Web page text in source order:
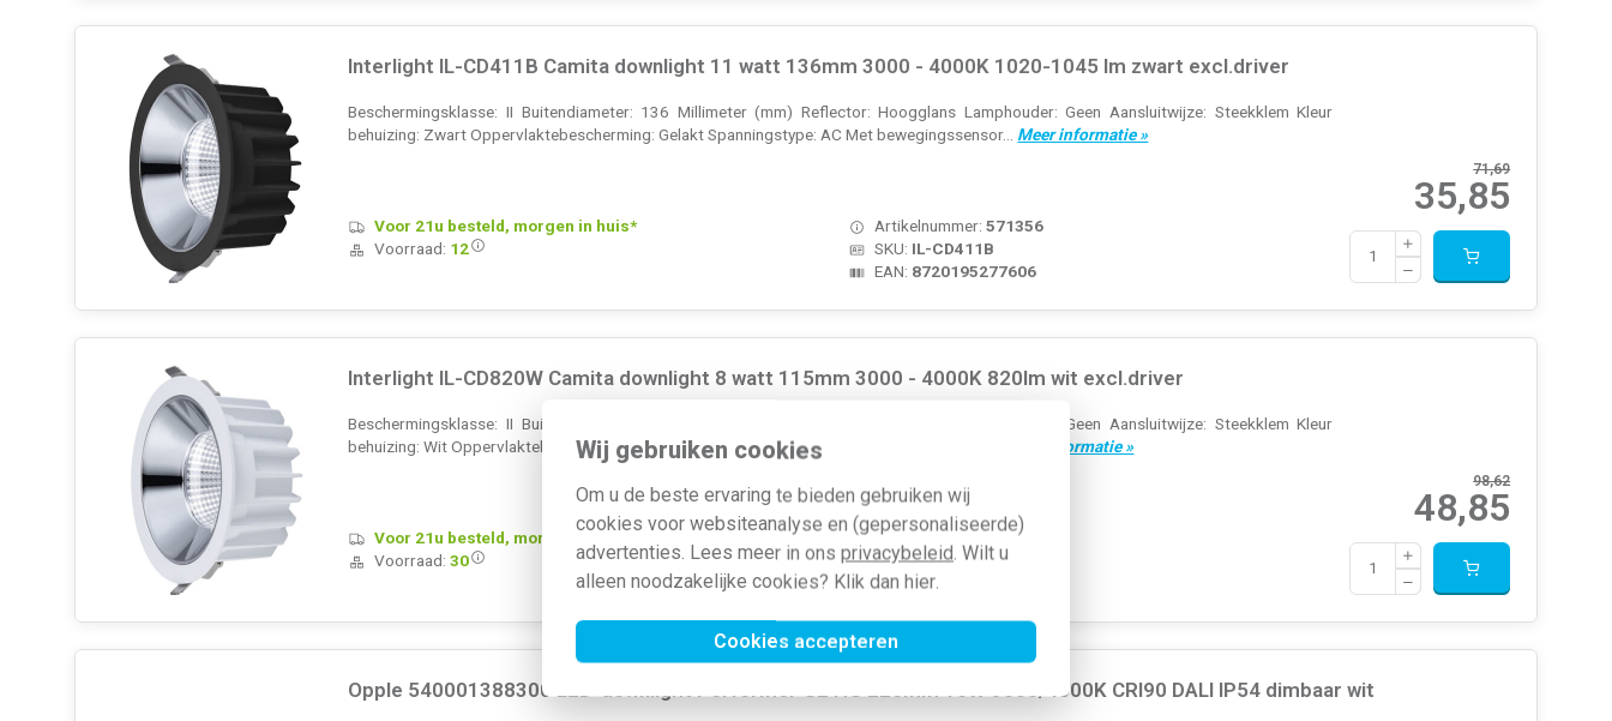
Wij gebruiken cookies
Om u de beste ervaring te bieden gebruiken wij
cookies voor websiteanalyse en (gepersonaliseerde)
advertenties. Lees meer in ons privacybeleid. Wilt u
alleen noodzakelijke cookies? Klik dan hier.
Cookies accepteren
Interlight IL-CD411B Camita downlight 11 watt 136mm 3000 - 4000K 1020-1045 lm zwart excl.driver
Beschermingsklasse: II Buitendiameter: 136 Millimeter (mm) Reflector: Hoogglans Lamphouder: Geen Aansluitwijze: Steekklem Kleur
behuizing: Zwart Oppervlaktebescherming: Gelakt Spanningstype: AC Met bewegingssensor... Meer informatie »
71,69
35,85
Artikelnummer:571356
SKU: IL-CD411B
EAN: 8720195277606
Voor 21u besteld, morgen in huis*
Voorraad: 12
Interlight IL-CD820W Camita downlight 8 watt 115mm 3000 - 4000K 820lm wit excl.driver
Beschermingsklasse: II Buitendiameter: 220 Millimeter (mm) Reflector: Hoogglans Lamphouder: Geen Aansluitwijze: Steekklem Kleur
behuizing: Wit Oppervlaktebescherming: Gelakt Spanningstype: AC Met bewegingssensor:...
Meer informatie »
98,62
48,85
Artikelnummer:571361
SKU:IL-CD820W
EAN:8720195277651
Voor 21u besteld, morgen in huis*
Voorraad: 30
Opple 540001388300 LED-downlight Performer G2 HG 226mm 15W 3000/4000K CRI90 DALI IP54 dimbaar wit